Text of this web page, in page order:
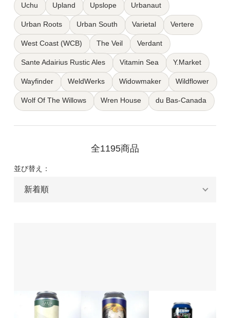
Uchu Upland Upslope Urbanaut
Urban Roots Urban South Varietal Vertere
West Coast (WCB) The Veil Verdant
Sante Adairius Rustic Ales Vitamin Sea Y.Market
Wayfinder WeldWerks Widowmaker Wildflower
Wolf Of The Willows Wren House du Bas-Canada
全1195商品
並び替え：